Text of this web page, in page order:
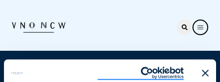
Nieuwsbrief